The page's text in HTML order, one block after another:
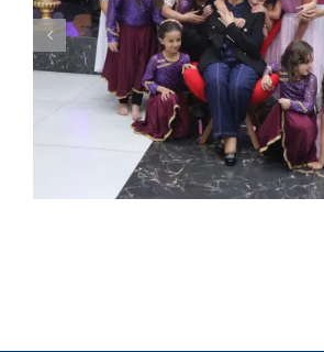
Missionária Graça Oliveira
em culto de ação de graças
da Bênção